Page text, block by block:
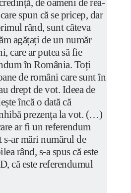
de oameni de rea-
spun că se pricep, dar
rând, sunt câteva
agățați de un număr
care ar putea să fie
în România. Toți
de români care sunt în
drept de vot. Ideea de
încă o dată că
prezența la vot. (…)
ar fi un referendum
s-ar mări numărul de
rând, s-a spus că este
că este referendumul